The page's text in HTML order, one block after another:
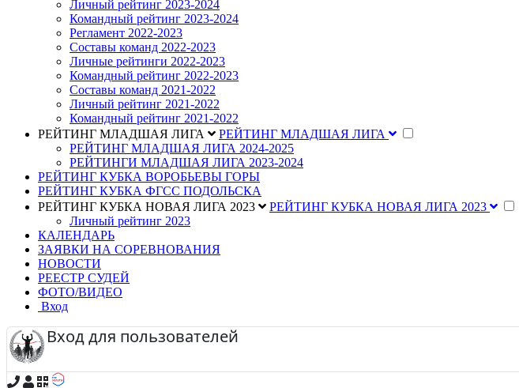
Личный рейтинг 2023-2024
Командный рейтинг 2023-2024
Регламент 2022-2023
Составы команд 2022-2023
Личные рейтинги 2022-2023
Командный рейтинг 2022-2023
Составы команд 2021-2022
Личный рейтинг 2021-2022
Командный рейтинг 2021-2022
РЕЙТИНГ МЛАДШАЯ ЛИГА
РЕЙТИНГ МЛАДШАЯ ЛИГА
РЕЙТИНГ МЛАДШАЯ ЛИГА 2024-2025
РЕЙТИНГИ МЛАДШАЯ ЛИГА 2023-2024
РЕЙТИНГ КУБКА ВОРОБЬЕВЫ ГОРЫ
РЕЙТИНГ КУБКА ФГСС ПОДОЛЬСКА
РЕЙТИНГ КУБКА НОВАЯ ЛИГА 2023
РЕЙТИНГ КУБКА НОВАЯ ЛИГА 2023
Личный рейтинг 2023
КАЛЕНДАРЬ
ЗАЯВКИ НА СОРЕВНОВАНИЯ
НОВОСТИ
РЕЕСТР СУДЕЙ
ФОТО/ВИДЕО
Вход
Вход для пользователей